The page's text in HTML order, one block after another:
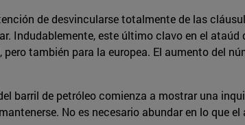
de desvincularse totalmente de las
Indudablemente, este último clavo en el ataúd
también para la europea. El aumento del
barril de petróleo comienza a mostrar una
No es necesario abundar en lo que